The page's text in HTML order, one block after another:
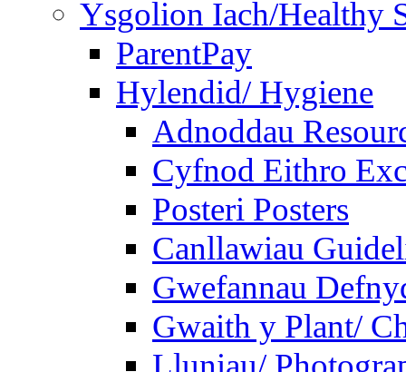
Ysgolion Iach/Healthy
ParentPay
Hylendid/ Hygiene
Adnoddau
Cyfnod Eithro
Posteri Posters
Canllawiau
Gwefannau
Gwaith y Plant/